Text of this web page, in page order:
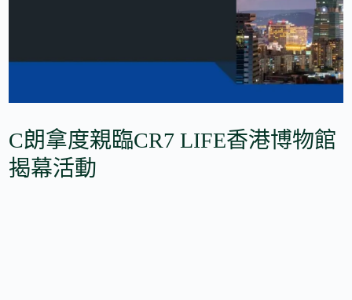
C朗拿度親臨CR7 LIFE香港博物館
揭幕活動